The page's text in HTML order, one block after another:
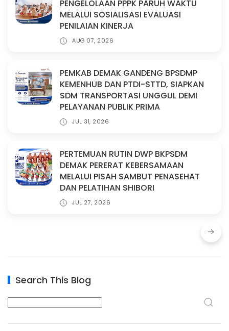
PENGELOLAAN PPPK PARUH WAKTU
MELALUI SOSIALISASI EVALUASI
PENILAIAN KINERJA
AUG 07, 2026
PEMKAB DEMAK GANDENG BPSDMP
KEMENHUB DAN PTDI-STTD, SIAPKAN
SDM TRANSPORTASI UNGGUL DEMI
PELAYANAN PUBLIK PRIMA
JUL 31, 2026
PERTEMUAN RUTIN DWP BKPSDM
DEMAK PERERAT KEBERSAMAAN
MELALUI PISAH SAMBUT PENASEHAT
DAN PELATIHAN SHIBORI
JUL 27, 2026
Search This Blog